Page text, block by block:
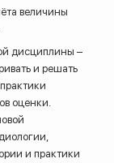
величины
дисциплины –
и решать
оценки.
и практики